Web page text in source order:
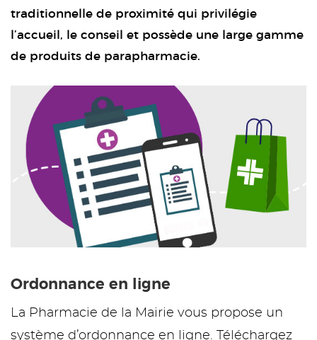
traditionnelle de proximité qui privilégie
l’accueil, le conseil et possède une large gamme
de produits de parapharmacie.
Ordonnance en ligne
La Pharmacie de la Mairie vous propose un
système d’ordonnance en ligne. Téléchargez